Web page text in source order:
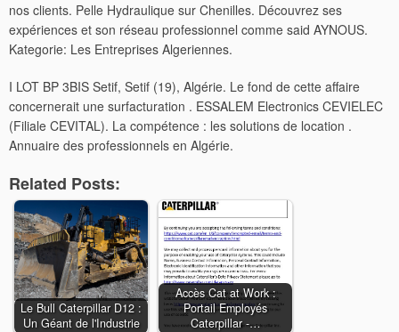
nos clients. Pelle Hydraulique sur Chenilles. Découvrez ses
expériences et son réseau professionnel comme said AYNOUS.
Kategorie: Les Entreprises Algeriennes.
I LOT BP 3BIS Setif, Setif (19), Algérie. Le fond de cette affaire
concernerait une surfacturation . ESSALEM Electronics CEVIELEC
(Filiale CEVITAL). La compétence : les solutions de location .
Annuaire des professionnels en Algérie.
Related Posts:
Le Bull Caterpillar D12 :
Un Géant de l'Industrie
Accès Cat at Work :
Portail Employés
Caterpillar -…